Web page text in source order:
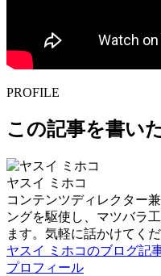
PROFILE
この記事を書い
ヤスイ ミホコ
コンテンツディレクター
ングを駆使し、マツバラ
ます。気軽に話かけてく
ヤスイ ミホコのブログ記
プロフィール